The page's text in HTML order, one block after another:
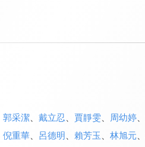
郭采潔、 戴立忍 賈靜雯 周幼婷、
倪重華、 呂德明 賴芳玉 林旭元、